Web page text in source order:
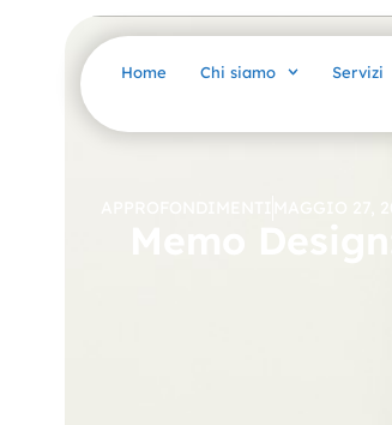
Home Chi siamo Servizi
MAGGIO 27,
Memo